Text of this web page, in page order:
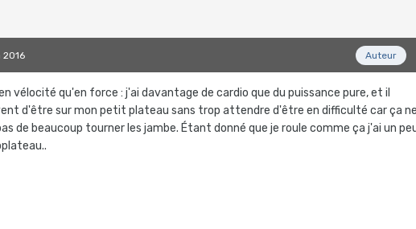
Auteur
2016
vélocité qu'en force : j'ai davantage de cardio que du puissance pure, et il
d'être sur mon petit plateau sans trop attendre d'être en difficulté car ça
de beaucoup tourner les jambe. Étant donné que je roule comme ça j'ai un